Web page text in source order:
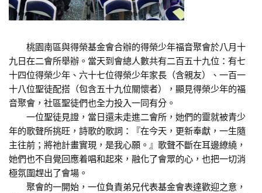
桃園南區與得榮基金會合辦的得榮少年福音聚會於八月十
九日在二會所舉辦。當天到會總人數共有二百五十九位：有七
十四位得榮少年、六十七位得榮少年家長（含親友）、一百一
十八位聖徒配搭（包含五十九位關懷者），顯見得榮少年的福
音聚會，社區聖徒們也全力投入一同有分。
一位聖徒見證，當日還未走進二會所，她們的靈就被青少
年的歌聲所挑旺，詩歌的歌詞：『在今天，更新奉獻，一生隨
主往前；將祂計畫實現，是我心願。』歌聲不斷在耳邊繚繞，
她們也不自覺回應着唱和起來，融化了會眾的心，也把一切消
極氛圍趕出了會場。
聚會的一開始，一位負責弟兄代表基金會表達歡迎之意，